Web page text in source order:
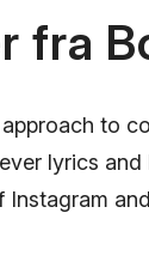
fra
to
lyrics
Instagram